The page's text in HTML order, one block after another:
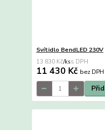
Svítidlo BendLED 230V
13 830 Kč/ks
11 430 Kč bez DPH